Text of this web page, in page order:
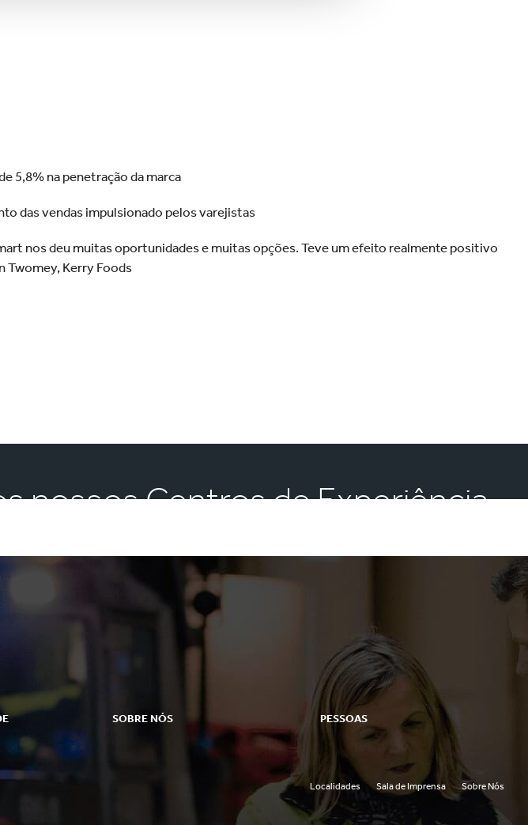
5,8% na penetração da marca
das vendas impulsionado pelos varejistas
nos deu muitas oportunidades e muitas opções. Teve um efeito realmente positivo
Twomey, Kerry Foods
nossos Centros de Experiência
SOBRE NÓS PESSOAS
Graduates
Desenvolvimento de Pessoas
Conheça a nossa equipe
Localidades Sala de Imprensa Sobre Nós